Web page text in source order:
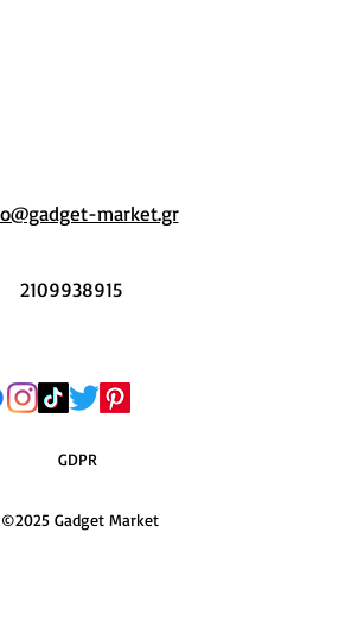
market.gr
2109938915
GDPR
©2025 Gadget Market